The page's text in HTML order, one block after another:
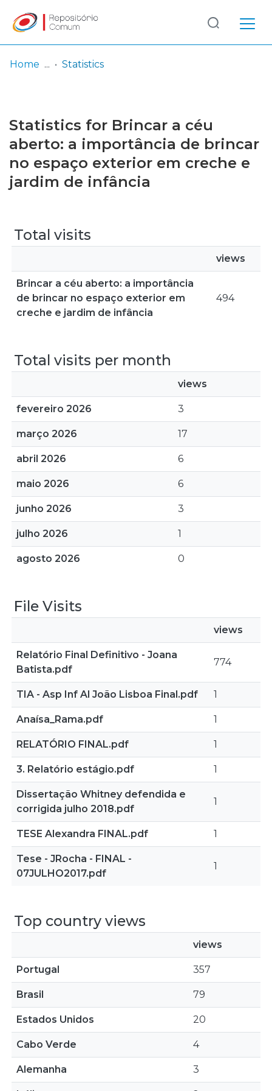
Browse repository
Entities
Log
In
(current)
Home Statistics
Statistics for Brincar a céu
aberto: a importância de brincar
no espaço exterior em creche e
jardim de infância
Total visits
views
Brincar a céu aberto: a importância
de brincar no espaço exterior em
creche e jardim de infância
494
Total visits per month
views
fevereiro 2026 3
março 2026 17
abril 2026 6
maio 2026 6
junho 2026 3
julho 2026 1
agosto 2026 0
File Visits
views
Relatório Final Definitivo - Joana
Batista.pdf
774
TIA - Asp Inf Al João Lisboa Final.pdf 1
Anaísa_Rama.pdf 1
RELATÓRIO FINAL.pdf 1
3. Relatório estágio.pdf 1
Dissertação Whitney defendida e
corrigida julho 2018.pdf
1
TESE Alexandra FINAL.pdf 1
Tese - JRocha - FINAL -
07JULHO2017.pdf
1
Top country views
views
Portugal 357
Brasil 79
Estados Unidos 20
Cabo Verde 4
Alemanha 3